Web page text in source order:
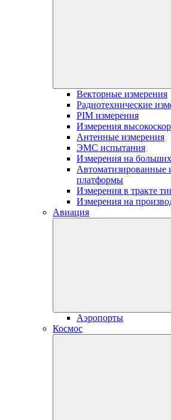
Векторные измерения
Радиотехнические
PIM измерения
Измерения
Антенные измерения
ЭМС испытания
Измерения на
Автоматизированные
платформы
Измерения в тракте
Измерения на
Авиация
Аэропорты
Космос